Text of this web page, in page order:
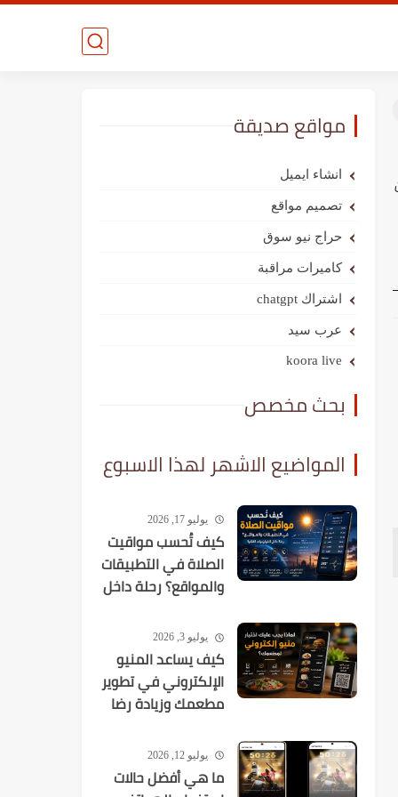
مواقع صديقة
انشاء ايميل
تصميم مواقع
حراج نيو سوق
كاميرات مراقبة
اشتراك chatgpt
عرب سيد
koora live
بحث مخصص
المواضيع الاشهر لهذا الاسبوع
يوليو 17, 2026
كيف تُحسب مواقيت
الصلاة في التطبيقات
والمواقع؟ رحلة داخل
يوليو 3, 2026
كيف يساعد المنيو
الإلكتروني في تطوير
مطعمك وزيادة رضا
يوليو 12, 2026
ما هي أفضل حالات